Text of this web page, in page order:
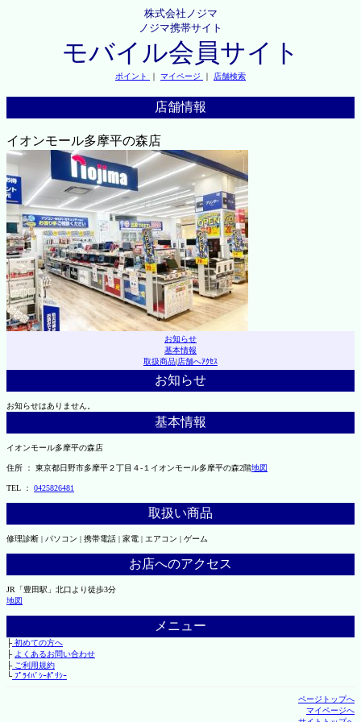
株式会社ノジマ
ノジマ携帯サイト
モバイル会員サイト
ポイント ｜ マイページ ｜ 店舗検索
店舗情報
イオンモール多摩平の森店
お知らせ
基本情報
取扱商品|店舗へｱｸｾｽ
お知らせ
お知らせはありません。
基本情報
イオンモール多摩平の森店
住所 ： 東京都日野市多摩平２丁目４-１イオンモール多摩平の森2階地図
TEL ： 0425826481
取扱い商品
修理診断 | パソコン | 携帯電話 | 家電 | エアコン | ゲーム
お店へのアクセス
JR「豊田駅」北口より徒歩3分
地図
メニュー
├初めての方へ
├ よくあるお問い合わせ
├ご利用規約
└ﾌﾟﾗｲﾊﾞｼｰﾎﾟﾘｼｰ
ページトップへ
マイページへ